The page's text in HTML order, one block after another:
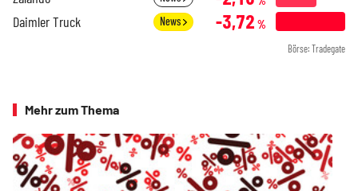
Daimler Truck News -3,72 %
Börse: Tradegate
Mehr zum Thema